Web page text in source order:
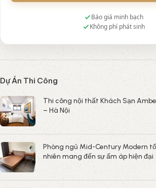
Báo giá minh bạch
Không phí phát sinh
Dự Án Thi Công
Thi công nội thất Khách Sạn
– Hà Nội
Phòng ngủ Mid-Century Modern
nhiên mang đến sự ấm áp hiện đại